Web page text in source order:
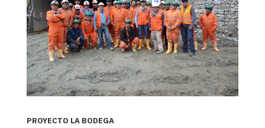
PROYECTO LA BODEGA